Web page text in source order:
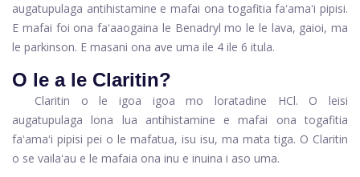
augatupulaga antihistamine e mafai ona togafitia faʻamaʻi pipisi.
E mafai foi ona faʻaaogaina le Benadryl mo le le lava, gaioi, ma
le parkinson. E masani ona ave uma ile 4 ile 6 itula.
O le a le Claritin?
Claritin o le igoa igoa mo loratadine HCl. O leisi
augatupulaga lona lua antihistamine e mafai ona togafitia
faʻamaʻi pipisi pei o le mafatua, isu isu, ma mata tiga. O Claritin
o se vailaʻau e le mafaia ona inu e inuina i aso uma.